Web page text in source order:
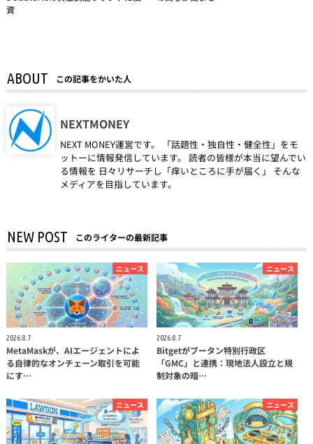
資
ABOUT この記事をかいた人
NEXTMONEY
NEXT MONEY運営です。 「話題性・独自性・健全性」をモ
ットーに情報発信しています。 読者の皆様が本当に望んでい
る情報を 日々リサーチし「痒いところに手が届く」 そんな
メディアを目指しています。
NEW POST このライターの最新記事
ニュース
2026.8.7
MetaMaskが、AIエージェントによ
る自律的なオンチェーン取引を可能
にす…
ニュース
2026.8.7
Bitgetがブータン特別行政区
「GMC」と連携：現地法人設立と規
制対象の暗…
ニュース ニュース